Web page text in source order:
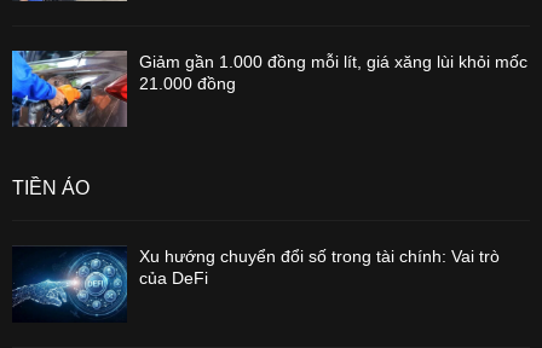
Giảm gần 1.000 đồng mỗi lít, giá xăng lùi khỏi mốc
21.000 đồng
TIỀN ẢO
Xu hướng chuyển đổi số trong tài chính: Vai trò
của DeFi